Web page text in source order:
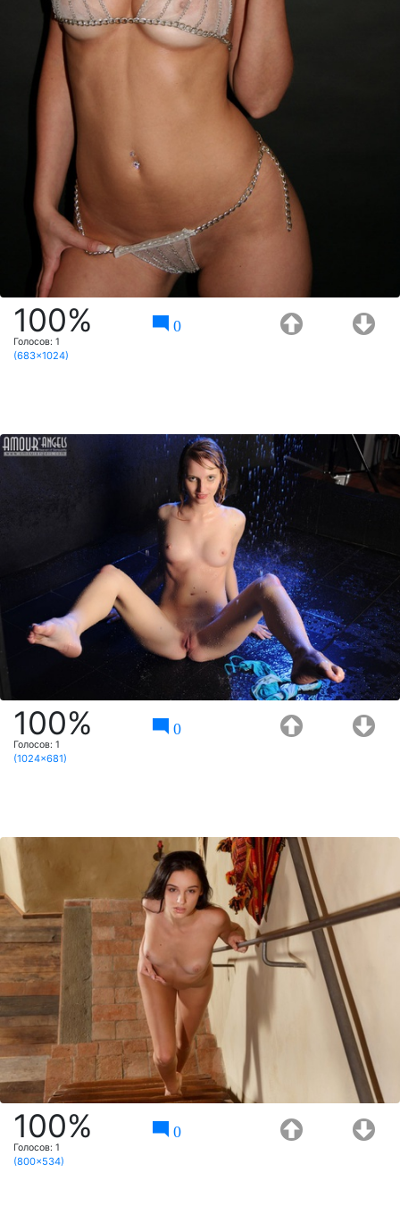
100%
Голосов: 1
0
(683x1024)
100%
Голосов: 1
0
(1024x681)
100%
Голосов: 1
0
(800x534)